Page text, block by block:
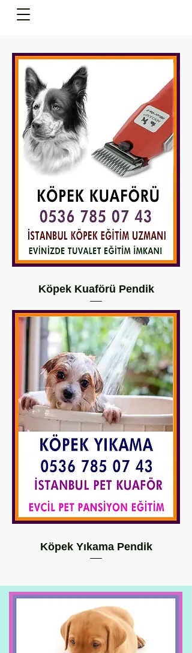
Köpek Kuaförü Pendik
Köpek Yıkama Pendik